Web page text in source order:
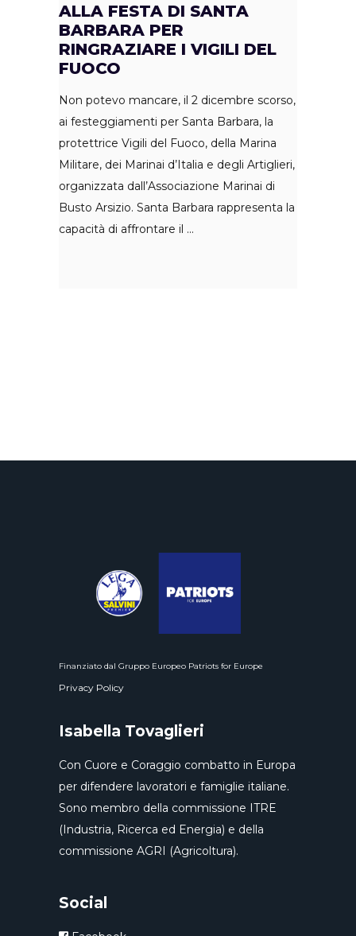
ALLA FESTA DI SANTA
BARBARA PER
RINGRAZIARE I VIGILI DEL
FUOCO
Non potevo mancare, il 2 dicembre scorso,
ai festeggiamenti per Santa Barbara, la
protettrice Vigili del Fuoco, della Marina
Militare, dei Marinai d’Italia e degli Artiglieri,
organizzata dall’Associazione Marinai di
Busto Arsizio. Santa Barbara rappresenta la
capacità di affrontare il
Finanziato dal Gruppo Europeo Patriots for Europe
Privacy Policy
Isabella Tovaglieri
Con Cuore e Coraggio combatto in Europa
per difendere lavoratori e famiglie italiane.
Sono membro della commissione ITRE
(Industria, Ricerca ed Energia) e della
commissione AGRI (Agricoltura).
Social